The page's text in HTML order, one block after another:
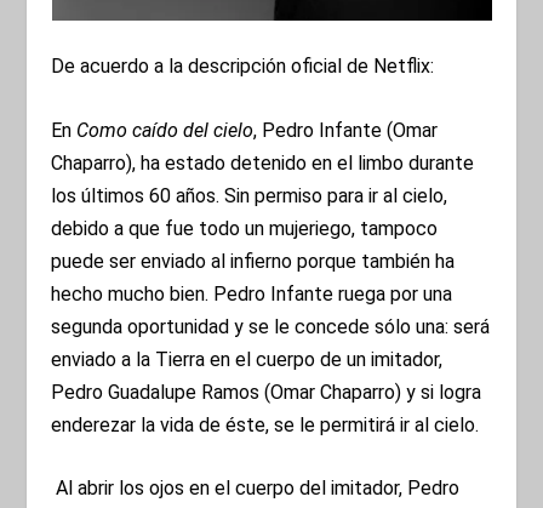
De acuerdo a la descripción oficial de Netflix:
En Como caído del cielo, Pedro Infante (Omar
Chaparro), ha estado detenido en el limbo durante
los últimos 60 años. Sin permiso para ir al cielo,
debido a que fue todo un mujeriego, tampoco
puede ser enviado al infierno porque también ha
hecho mucho bien. Pedro Infante ruega por una
segunda oportunidad y se le concede sólo una: será
enviado a la Tierra en el cuerpo de un imitador,
Pedro Guadalupe Ramos (Omar Chaparro) y si logra
enderezar la vida de éste, se le permitirá ir al cielo.
Al abrir los ojos en el cuerpo del imitador, Pedro